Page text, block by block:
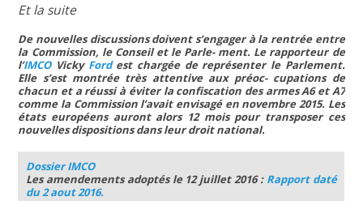
Et la suite
De nouvelles discussions doivent s’engager à la rentrée entre
la Commission, le Conseil et le Parle- ment. Le rapporteur de
l’IMCOVicky Fordest chargée de représenter le Parlement.
Elle s’est montrée très attentive aux préoc- cupations de
chacun et a réussi à éviter la confiscation des armes A6 et A7
comme la Commission l’avait envisagé en novembre 2015. Les
états européens auront alors 12 mois pour transposer ces
nouvelles dispositions dans leur droit national.
Dossier IMCO
Les amendements adoptés le 12 juillet 2016 : Rapport daté
du 2 aout 2016.